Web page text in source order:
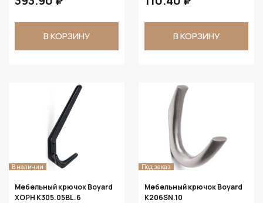
В КОРЗИНУ В КОРЗИНУ
В наличии
Мебельный крючок Boyard
ХОРН K305.05BL.6
Под заказ
Мебельный крючок Boyard
K206SN.10